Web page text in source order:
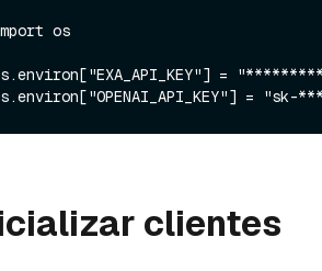
os
=
clientes